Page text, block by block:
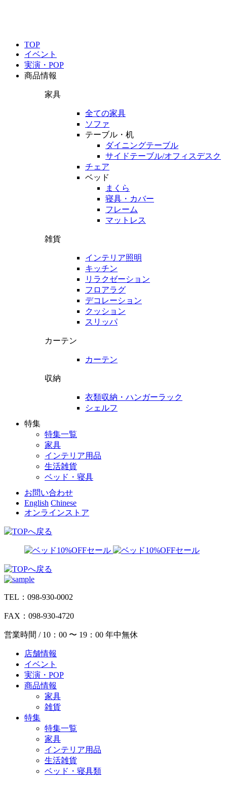
TOP
イベント
実演・POP
商品情報
家具
全ての家具
ソファ
テーブル・机
ダイニングテーブル
サイドテーブル/オフィスデスク
チェア
ベッド
まくら
寝具・カバー
フレーム
マットレス
雑貨
インテリア照明
キッチン
リラクゼーション
フロアラグ
デコレーション
クッション
スリッパ
カーテン
カーテン
収納
衣類収納・ハンガーラック
シェルフ
特集
特集一覧
家具
インテリア用品
生活雑貨
ベッド・寝具
お問い合わせ
English Chinese
オンラインストア
TEL：098-930-0002
FAX：098-930-4720
営業時間 / 10：00 〜 19：00 年中無休
店舗情報
イベント
実演・POP
商品情報
家具
雑貨
特集
特集一覧
家具
インテリア用品
生活雑貨
ベッド・寝具類